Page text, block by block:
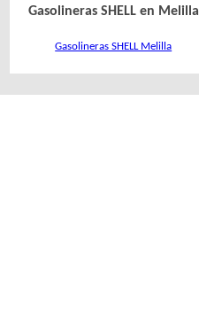
Gasolineras SHELL en Melilla
Gasolineras SHELL Melilla